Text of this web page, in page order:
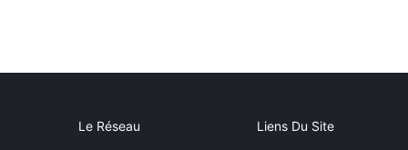
Le Réseau Liens Du Site